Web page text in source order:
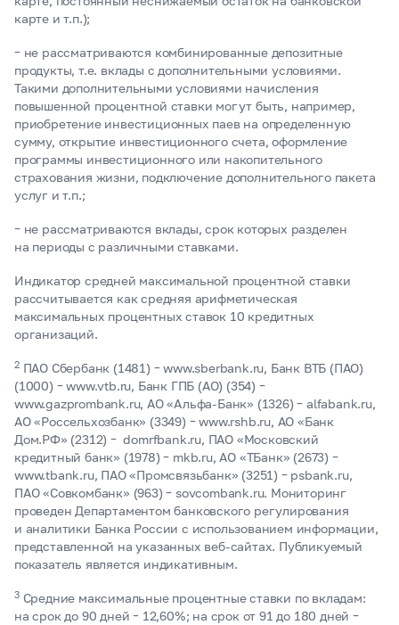
карте и т.п.);
– не рассматриваются комбинированные депозитные
продукты, т.е. вклады с дополнительными условиями.
Такими дополнительными условиями начисления
повышенной процентной ставки могут быть, например,
приобретение инвестиционных паев на определенную
сумму, открытие инвестиционного счета, оформление
программы инвестиционного или накопительного
страхования жизни, подключение дополнительного пакета
услуг и т.п.;
– не рассматриваются вклады, срок которых разделен
на периоды с различными ставками.
Индикатор средней максимальной процентной ставки
рассчитывается как средняя арифметическая
максимальных процентных ставок 10 кредитных
организаций.
2ПАО Сбербанк (1481) – www.sberbank.ru, Банк ВТБ (ПАО)
(1000) – www.vtb.ru, Банк ГПБ (АО) (354) –
www.gazprombank.ru, АО «Альфа-Банк» (1326) – alfabank.ru,
АО «Россельхозбанк» (3349) – www.rshb.ru, АО «Банк
Дом.РФ» (2312) – domrfbank.ru, ПАО «Московский
кредитный банк» (1978) – mkb.ru, АО «ТБанк» (2673) –
www.tbank.ru, ПАО «Промсвязьбанк» (3251) – psbank.ru,
ПАО «Совкомбанк» (963) – sovcombank.ru. Мониторинг
проведен Департаментом банковского регулирования
и аналитики Банка России с использованием информации,
представленной на указанных веб-сайтах. Публикуемый
показатель является индикативным.
3Средние максимальные процентные ставки по вкладам:
на срок до 90 дней – 12,60%; на срок от 91 до 180 дней –